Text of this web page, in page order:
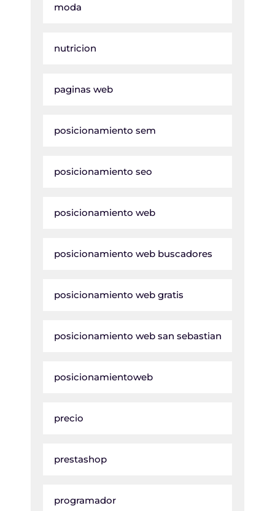
moda
nutricion
paginas web
posicionamiento sem
posicionamiento seo
posicionamiento web
posicionamiento web buscadores
posicionamiento web gratis
posicionamiento web san sebastian
posicionamientoweb
precio
prestashop
programador